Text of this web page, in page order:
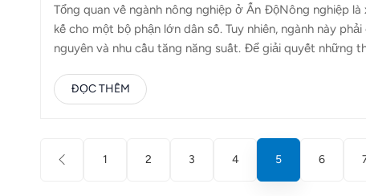
Tổng quan về ngành nông nghiệp ở Ấn ĐộNông nghiệp
kế cho một bộ phận lớn dân số. Tuy nhiên, ngành này
nguyên và nhu cầu tăng năng suất. Để giải quyết những
nghiệp ở Ấn Độ được thúc đẩy bởi nhu cầu tăng hiệu
Cảnh quan rộng lớn và đa dạng của đất nông nghiệp
ĐỌC THÊM
1 2 3 4 5 6